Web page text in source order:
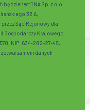
testDNA Sp. z o.o.
38 A,
Sąd Rejonowy dla
Gospodarczy Krajowego
NIP: 634-282-27-48,
danych